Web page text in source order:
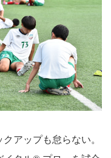
アップも怠らない。